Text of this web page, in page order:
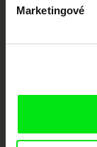
Marketingové
festivalů
posouvat hranice